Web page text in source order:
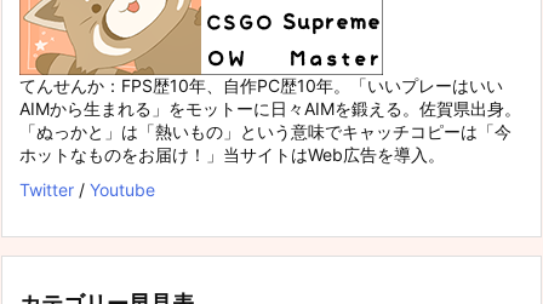
てんせんか：FPS歴10年、自作PC歴10年。「いいプレーはいい
AIMから生まれる」をモットーに日々AIMを鍛える。佐賀県出身。
「ぬっかと」は「熱いもの」という意味でキャッチコピーは「今
ホットなものをお届け！」当サイトはWeb広告を導入。
Twitter / Youtube